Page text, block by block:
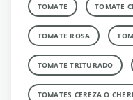
TOMATE TOMATE
TOMATE ROSA
TOMATE TRITURADO
TOMATES CEREZA O